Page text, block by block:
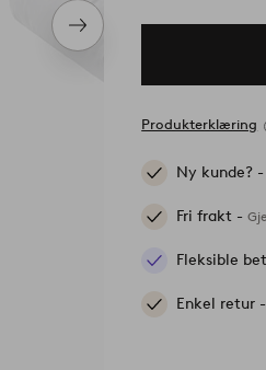
Neste
produkt
Produkterklæring
Ny kunde?
Fri frakt -
Fleksible
Enkel retur